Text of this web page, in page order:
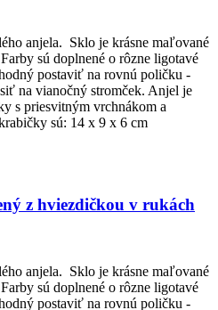
anjela. Sklo je krásne maľované
sú doplnené o rôzne ligotavé
postaviť na rovnú poličku -
na vianočný stromček. Anjel je
s priesvitným vrchnákom a
sú: 14 x 9 x 6 cm
z hviezdičkou v rukách
anjela. Sklo je krásne maľované
sú doplnené o rôzne ligotavé
postaviť na rovnú poličku -